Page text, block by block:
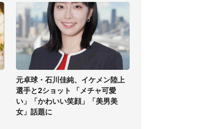
元卓球・石川佳純、イケメン陸上
選手と2ショット 「メチャ可愛
い」「かわいい笑顔」「美男美
女」話題に